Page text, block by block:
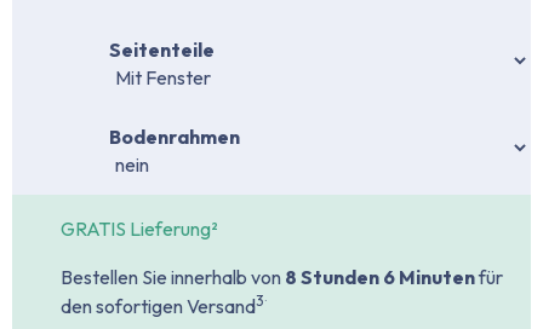
Seitenteile
Bodenrahmenauswählen
GRATIS Lieferung²
Bestellen Sie innerhalb von 8 Stunden 6 Minutenfür
den sofortigen Versand3